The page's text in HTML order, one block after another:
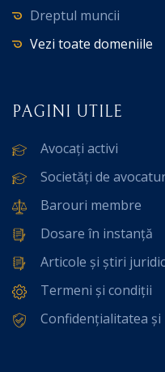
Dreptul muncii
Vezi toate domeniile
PAGINI UTILE
Avocați activi
Societăți de
Barouri membre
Dosare în instanță
Articole și știri
Termeni și condiții
Confidențialitatea